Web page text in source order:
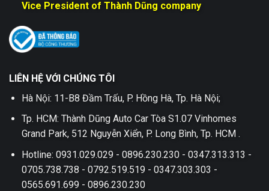
Vice President of Thành Dũng company
LIÊN HỆ VỚI CHÚNG TÔI
Hà Nội: 11-B8 Đầm Trấu, P. Hồng Hà, Tp. Hà Nội;
Tp. HCM: Thành Dũng Auto Car Tòa S1.07 Vinhomes
Grand Park, 512 Nguyễn Xiển, P. Long Bình, Tp. HCM .
Hotline: 0931.029.029 - 0896.230.230 - 0347.313.313 -
0705.738.738 - 0792.519.519 - 0347.303.303 -
0565.691.699 - 0896.230.230